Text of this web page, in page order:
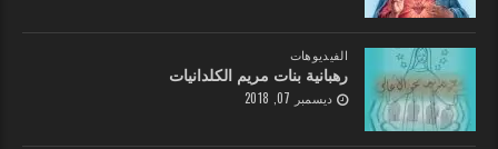
الفيديوهات
رهبانية بنات مريم الكلدانيات
ديسمبر 07, 2018